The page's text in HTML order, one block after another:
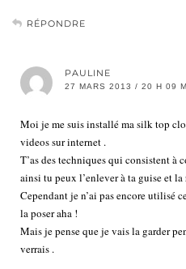
RÉPONDRE
PAULINE
27 MARS 2013 / 20 H 09
Moi je me suis installé ma silk top
videos sur internet .
T’as des techniques qui consistent à
ainsi tu peux l’enlever à ta guise et
Cependant je n’ai pas encore utilisé
la poser aha !
Mais je pense que je vais la garder
verrais .